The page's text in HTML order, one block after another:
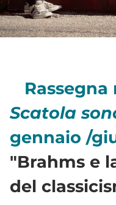
Scatola
gennaio /
"Brahms e
del